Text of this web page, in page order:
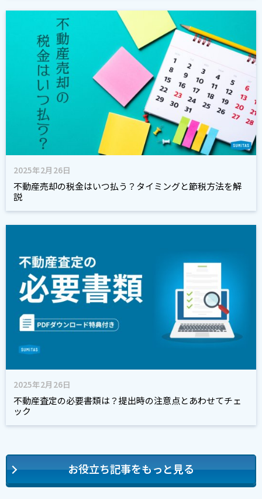
2025年2月26日
不動産売却の税金はいつ払う？タイミングと節税方法を解
説
2025年2月26日
不動産査定の必要書類は？提出時の注意点とあわせてチェ
ック
お役立ち記事をもっと見る